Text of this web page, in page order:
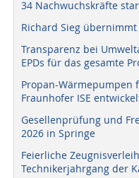
34 Nachwuchskräfte
Richard Sieg
Transparenz bei
EPDs für das gesamte
Propan-
Fraunhofer ISE
Gesellenprüfung und
2026 in Springe
Feierliche
Technikerjahrgang der